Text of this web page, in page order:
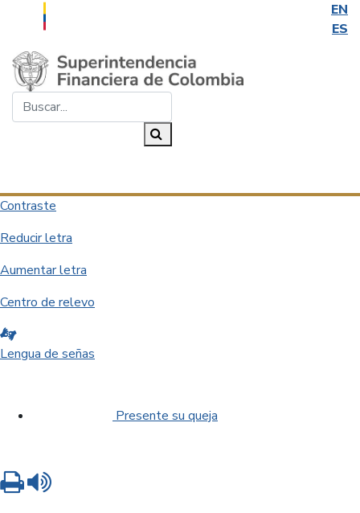
EN
ES
Saltar al contenido principal
Contraste
Reducir letra
Aumentar letra
Centro de relevo
Lengua de señas
Presente su queja
Imprimir